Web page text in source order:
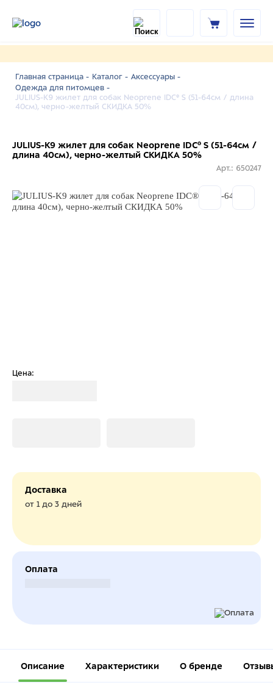
Главная страница - Каталог - Аксессуары -
Одежда для питомцев -
JULIUS-K9 жилет для собак Neoprene IDC® S (51-64см / длина
40см), черно-желтый СКИДКА 50%
JULIUS-K9 жилет для собак Neoprene IDC® S (51-64см /
длина 40см), черно-желтый СКИДКА 50%
Арт.: 650247
Цена:
Доставка
от 1 до 3 дней
Оплата
Описание Характеристики О бренде